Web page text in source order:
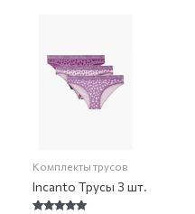
Комплекты трусов
Incanto Трусы 3 шт.